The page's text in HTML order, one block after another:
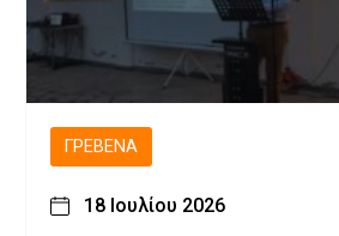
ΓΡΕΒΕΝΆ
18 Ιουλίου 2026